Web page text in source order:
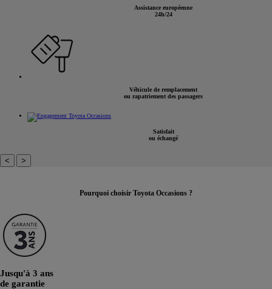
Assistance européenne
24h/24
Véhicule de remplacement
ou rapatriement des passagers
Satisfait
ou échangé
< >
Pourquoi choisir Toyota Occasions ?
Jusqu'à 3 ans
de garantie